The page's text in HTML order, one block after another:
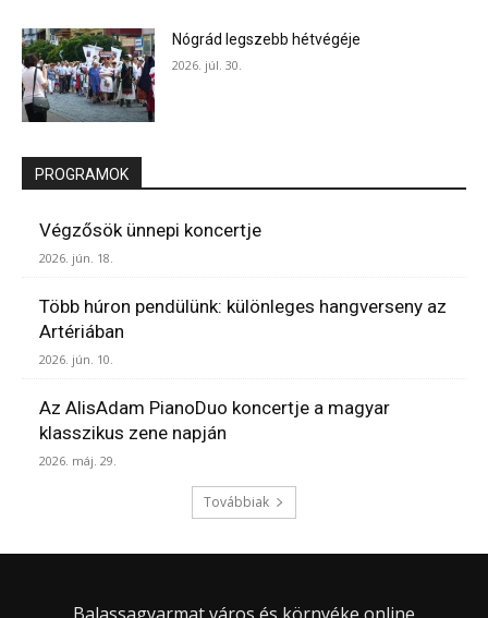
Nógrád legszebb hétvégéje
2026. júl. 30.
PROGRAMOK
Végzősök ünnepi koncertje
2026. jún. 18.
Több húron pendülünk: különleges hangverseny az
Artériában
2026. jún. 10.
Az AlisAdam PianoDuo koncertje a magyar
klasszikus zene napján
2026. máj. 29.
Továbbiak